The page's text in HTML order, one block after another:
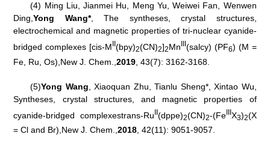
(4) Ming Liu, Jianmei Hu, Meng Yu, Weiwei Fan, Wenwen
Ding,Yong Wang*, The syntheses, crystal structures,
electrochemical and magnetic properties of tri-nuclear cyanide-
bridged complexes [cis-M (bpy)2(CN)2]2Mn (salcy) (PF6) (M =
Fe, Ru, Os), New J. Chem. ,2019 , 43(7): 3162-3168.
(5)Yong Wang , Xiaoquan Zhu, Tianlu Sheng*, Xintao Wu,
Syntheses, crystal structures, and magnetic properties of
cyanide-bridged complexestrans-RuII(dppe)2(CN)2-(FeIIIX3)2(X
= Cl and Br), New J. Chem. ,2018 , 42(11): 9051-9057.